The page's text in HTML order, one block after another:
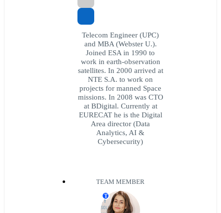
Telecom Engineer (UPC)
and MBA (Webster U.).
Joined ESA in 1990 to
work in earth-observation
satellites. In 2000 arrived at
NTE S.A. to work on
projects for manned Space
missions. In 2008 was CTO
at BDigital. Currently at
EURECAT he is the Digital
Area director (Data
Analytics, AI &
Cybersecurity)
TEAM MEMBER
T